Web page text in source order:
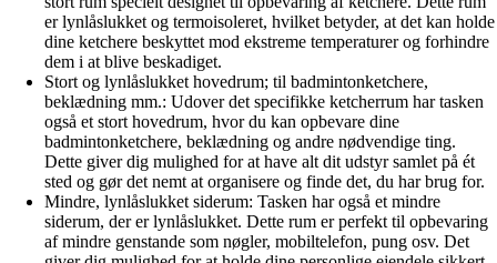
er lynlåslukket og termoisoleret, hvilket betyder, at det kan holde
dine ketchere beskyttet mod ekstreme temperaturer og forhindre
dem i at blive beskadiget.
Stort og lynlåslukket hovedrum; til badmintonketchere,
beklædning mm.: Udover det specifikke ketcherrum har tasken
også et stort hovedrum, hvor du kan opbevare dine
badmintonketchere, beklædning og andre nødvendige ting.
Dette giver dig mulighed for at have alt dit udstyr samlet på ét
sted og gør det nemt at organisere og finde det, du har brug for.
Mindre, lynlåslukket siderum: Tasken har også et mindre
siderum, der er lynlåslukket. Dette rum er perfekt til opbevaring
af mindre genstande som nøgler, mobiltelefon, pung osv. Det